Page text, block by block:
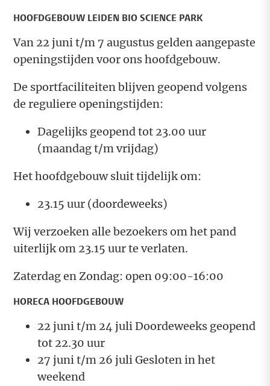
HOOFDGEBOUW LEIDEN BIO SCIENCE PARK
Van 22 juni t/m 7 augustus gelden aangepaste
openingstijden voor ons hoofdgebouw.
De sportfaciliteiten blijven geopend volgens
de reguliere openingstijden:
Dagelijks geopend tot 23.00 uur
(maandag t/m vrijdag)
Het hoofdgebouw sluit tijdelijk om:
23.15 uur (doordeweeks)
Wij verzoeken alle bezoekers om het pand
uiterlijk om 23.15 uur te verlaten.
Zaterdag en Zondag: open 09:00-16:00
HORECA HOOFDGEBOUW
22 juni t/m 24 juli Doordeweeks geopend
tot 22.30 uur
27 juni t/m 26 juli Gesloten in het
weekend